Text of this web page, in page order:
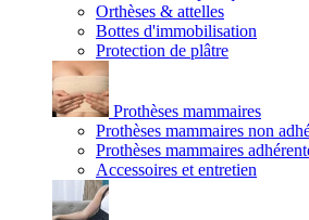
Orthèses & attelles
Bottes d'immobilisation
Protection de plâtre
Prothèses mammaires
Prothèses mammaires non
Prothèses mammaires
Accessoires et entretien